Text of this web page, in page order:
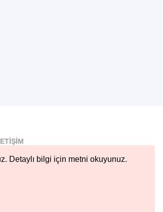
Detaylı bilgi için metni okuyunuz.